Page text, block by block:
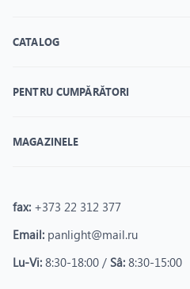
CATALOG
PENTRU CUMPĂRĂTORI
MAGAZINELE
fax: +373 22 312 377
Email: panlight@mail.ru
Lu-Vi: 8:30-18:00 / Sâ: 8:30-15:00